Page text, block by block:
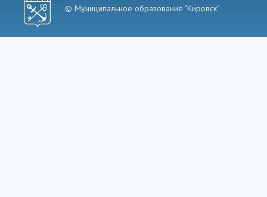
© Муниципальное образование "Кировск"